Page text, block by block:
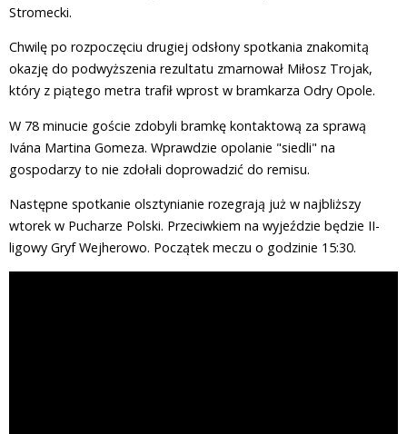
Stromecki.
Chwilę po rozpoczęciu drugiej odsłony spotkania znakomitą
okazję do podwyższenia rezultatu zmarnował Miłosz Trojak,
który z piątego metra trafił wprost w bramkarza Odry Opole.
W 78 minucie goście zdobyli bramkę kontaktową za sprawą
Ivána Martina Gomeza. Wprawdzie opolanie "siedli" na
gospodarzy to nie zdołali doprowadzić do remisu.
Następne spotkanie olsztynianie rozegrają już w najbliższy
wtorek w Pucharze Polski. Przeciwkiem na wyjeździe będzie II-
ligowy Gryf Wejherowo. Początek meczu o godzinie 15:30.